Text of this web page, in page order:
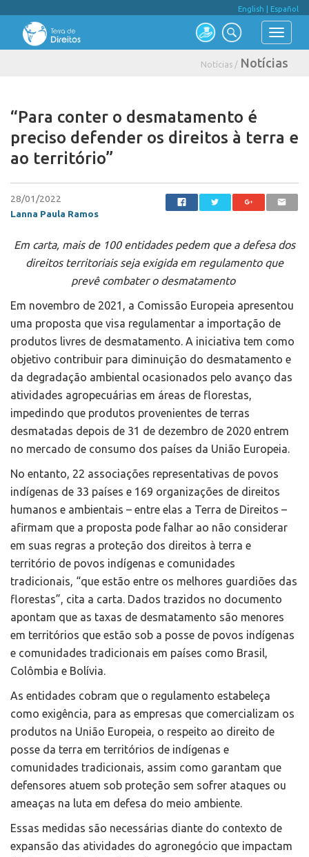
English Español
Notícias / Notícias
“Para conter o desmatamento é
preciso defender os direitos à terra e
ao território”
28/01/2022
Lanna Paula Ramos
Em carta, mais de 100 entidades pedem que a defesa dos
direitos territoriais seja exigida em regulamento que
prevê combater o desmatamento
Em novembro de 2021, a Comissão Europeia apresentou
uma proposta que visa regulamentar a importação de
produtos livres de desmatamento. A iniciativa tem como
objetivo contribuir para diminuição do desmatamento e
da degradação ambiental ocasionados pelo avanço das
atividades agropecuárias em áreas de florestas,
impedindo que produtos provenientes de terras
desmatadas depois de 31 de dezembro de 2020 entrem
no mercado de consumo dos países da União Europeia.
No entanto, 22 associações representativas de povos
indígenas de 33 países e 169 organizações de direitos
humanos e ambientais – entre elas a Terra de Direitos –
afirmam que a proposta pode falhar ao não considerar
em suas regras a proteção dos direitos à terra e
território de povos indígenas e comunidades
tradicionais, “que estão entre os melhores guardiões das
florestas”, cita a carta. Dados trazidos no documento
apontam que as taxas de desmatamento são menores
em territórios que estão sob a posse de povos indígenas
e comunidades tradicionais em países como Brasil,
Colômbia e Bolívia.
As entidades cobram que o regulamento estabeleça
como exigência, para as empresas que comercializam os
produtos na União Europeia, o respeito ao direito de
posse da terra em territórios de indígenas e
comunidades tradicionais, assim como garantam que
defensores atuem sob proteção sem sofrer ataques ou
ameaças na luta em defesa do meio ambiente.
Essas medidas são necessárias diante do contexto de
expansão das atividades do agronegócio que impactam